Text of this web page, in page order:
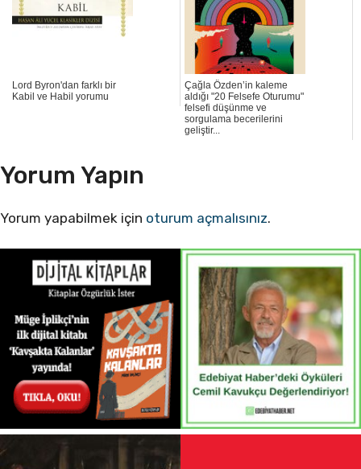
Lord Byron'dan farklı bir
Kabil ve Habil yorumu
Çağla Özden’in kaleme
aldığı "20 Felsefe Oturumu"
felsefi düşünme ve
sorgulama becerilerini
geliştir...
Yorum Yapın
Yorum yapabilmek için oturum açmalısınız.